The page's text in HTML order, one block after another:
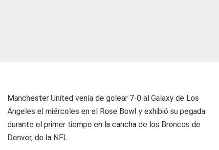
Manchester United venía de golear 7-0 al Galaxy de Los
Ángeles el miércoles en el Rose Bowl y exhibió su pegada
durante el primer tiempo en la cancha de los Broncos de
Denver, de la NFL.